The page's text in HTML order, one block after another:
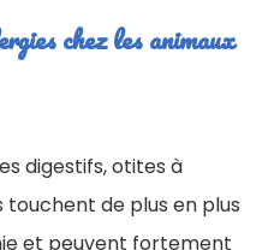
chez les animaux
digestifs, otites à
touchent de plus en plus
et peuvent fortement